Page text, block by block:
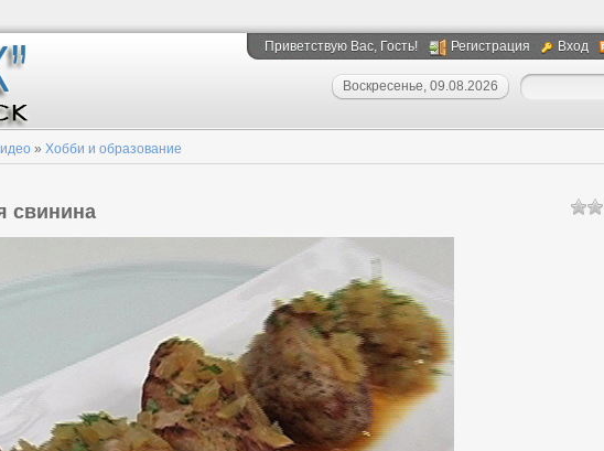
Приветствую Вас, Гость! Регистрация Вход
Воскресенье, 09.08.2026
» Хобби и образование
свинина